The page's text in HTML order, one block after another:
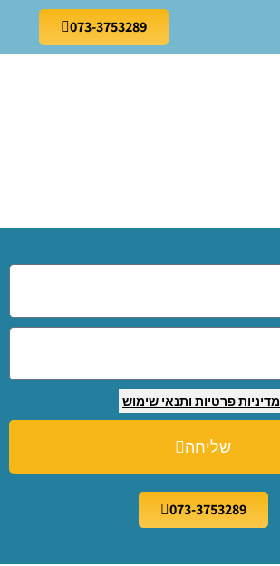
073-3753289
מדיניות פרטיות ותנאי שימוש
שליחה
073-3753289